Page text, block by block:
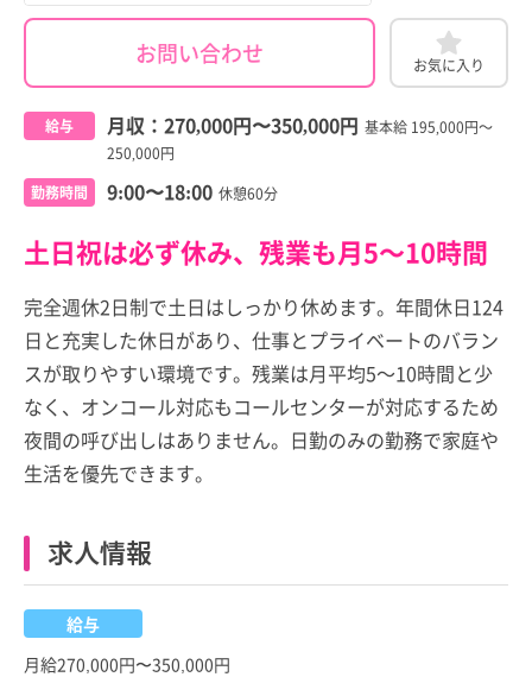
お問い合わせ お気に入り
給与 月収： 270,000円〜350,000円 基本給 195,000円～
250,000円
勤務時間
9:00〜18:00 休憩60分
土日祝は必ず休み、残業も月5～10時間
完全週休2日制で土日はしっかり休めます。年間休日124
日と充実した休日があり、仕事とプライベートのバラン
スが取りやすい環境です。残業は月平均5～10時間と少
なく、オンコール対応もコールセンターが対応するため
夜間の呼び出しはありません。日勤のみの勤務で家庭や
生活を優先できます。
求人情報
給与
月給270,000円〜350,000円